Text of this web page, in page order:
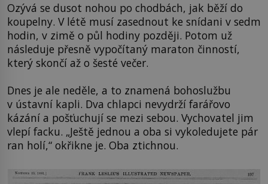
Ozývá se dusot nohou po chodbách, jak běží do
koupelny. V létě musí zasednout ke snídani v sedm
hodin, v zimě o půl hodiny později. Potom už
následuje přesně vypočítaný maraton činností,
který skončí až o šesté večer.
Dnes je ale neděle, a to znamená bohoslužbu
v ústavní kapli. Dva chlapci nevydrží farářovo
kázání a pošťuchují se mezi sebou. Vychovatel jim
vlepí facku. „Ještě jednou a oba si vykoledujete pár
ran holí,“ okřikne je. Oba ztichnou.